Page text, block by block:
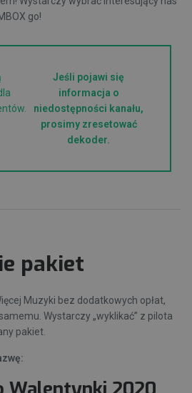
go!
Jeśli pojawi się
informacja o
niedostępności kanału,
prosimy zresetować
dekoder.
pakiet
Muzyki bez dodatkowych opłat,
Wystarczy „wyklikać” z pilota
pakiet.